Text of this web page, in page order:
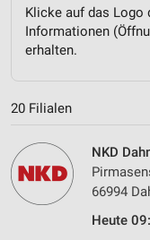
Klicke auf das Logo
Informationen
erhalten.
20 Filialen
NKD
66994
Heute